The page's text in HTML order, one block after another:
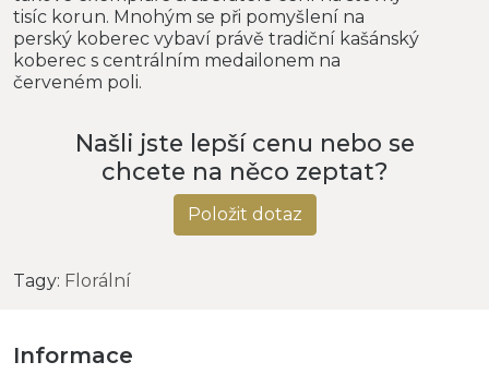
tisíc korun. Mnohým se při pomyšlení na
perský koberec vybaví právě tradiční kašánský
koberec s centrálním medailonem na
červeném poli.
Našli jste lepší cenu nebo se
chcete na něco zeptat?
Položit dotaz
Tagy: Florální
Informace